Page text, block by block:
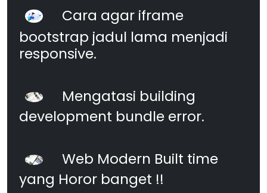
Cara agar iframe
bootstrap jadul lama menjadi
responsive.
Mengatasi building
development bundle error.
Web Modern Built time
yang Horor banget !!